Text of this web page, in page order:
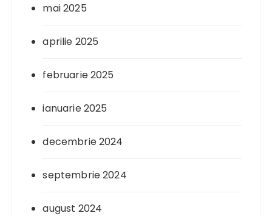
mai 2025
aprilie 2025
februarie 2025
ianuarie 2025
decembrie 2024
septembrie 2024
august 2024